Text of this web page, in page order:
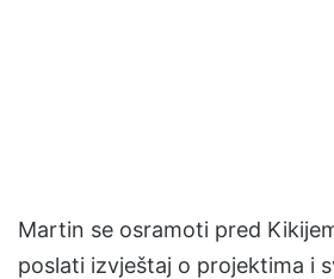
Martin se osramoti pred
poslati izvještaj o projektima i